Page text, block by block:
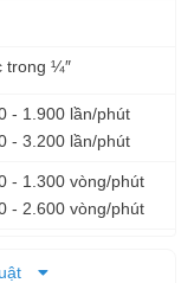
trong ¼″
- 1.900 lần/phút
- 3.200 lần/phút
- 1.300 vòng/phút
- 2.600 vòng/phút